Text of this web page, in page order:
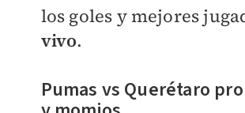
los goles y mejores
vivo.
Pumas vs Querétaro